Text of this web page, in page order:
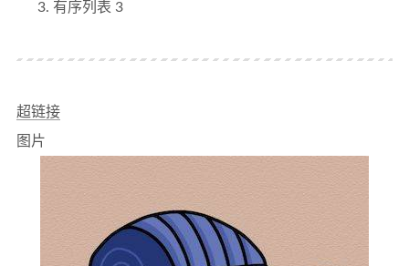
有序列表 3
超链接
图片